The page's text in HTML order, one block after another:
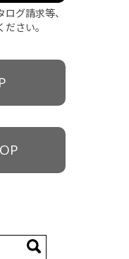
グ請求等、
さい。